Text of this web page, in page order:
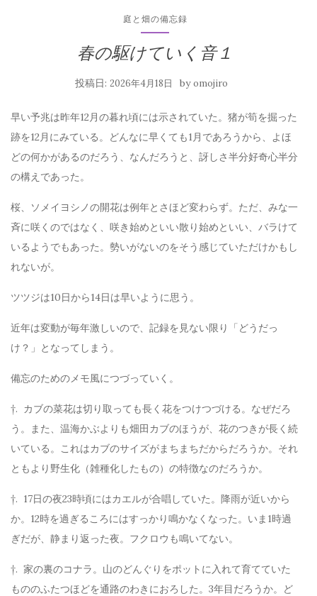
庭と畑の備忘録
春の駆けていく音１
投稿日: 2026年4月18日 byomojiro
早い予兆は昨年12月の暮れ頃には示されていた。猪が筍を掘った
跡を12月にみている。どんなに早くても1月であろうから、よほ
どの何かがあるのだろう、なんだろうと、訝しさ半分好奇心半分
の構えであった。
桜、ソメイヨシノの開花は例年とさほど変わらず。ただ、みな一
斉に咲くのではなく、咲き始めといい散り始めといい、バラけて
いるようでもあった。勢いがないのをそう感じていただけかもし
れないが。
ツツジは10日から14日は早いように思う。
近年は変動が毎年激しいので、記録を見ない限り「どうだっ
け？」となってしまう。
備忘のためのメモ風につづっていく。
†. カブの菜花は切り取っても長く花をつけつづける。なぜだろ
う。また、温海かぶよりも畑田カブのほうが、花のつきが長く続
いている。これはカブのサイズがまちまちだからだろうか。それ
ともより野生化（雑種化したもの）の特徴なのだろうか。
†. 17日の夜23時頃にはカエルが合唱していた。降雨が近いから
か。12時を過ぎるころにはすっかり鳴かなくなった。いま1時過
ぎだが、静まり返った夜。フクロウも鳴いてない。
†. 家の裏のコナラ。山のどんぐりをポットに入れて育てていた
もののふたつほどを通路のわきにおろした。3年目だろうか。ど